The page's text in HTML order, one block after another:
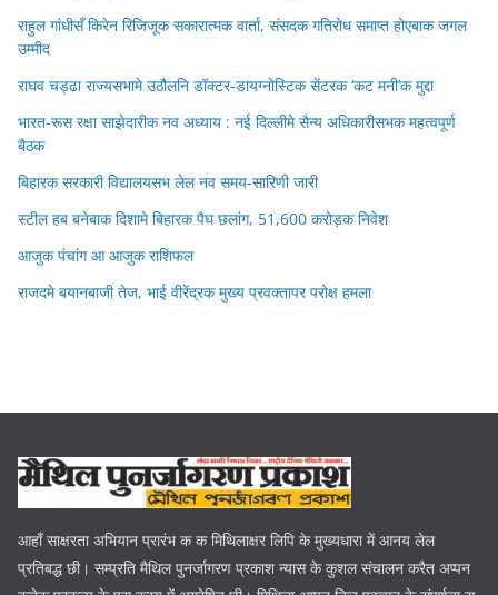
राहुल गांधीसँ किरेन रिजिजूक सकारात्मक वार्ता, संसदक गतिरोध समाप्त होएबाक जगल
उम्मीद
राघव चड्ढा राज्यसभामे उठौलनि डॉक्टर-डायग्नोस्टिक सेंटरक ‘कट मनी’क मुद्दा
भारत-रूस रक्षा साझेदारीक नव अध्याय : नई दिल्लीमे सैन्य अधिकारीसभक महत्वपूर्ण
बैठक
बिहारक सरकारी विद्यालयसभ लेल नव समय-सारिणी जारी
स्टील हब बनेबाक दिशामे बिहारक पैघ छलांग, 51,600 करोड़क निवेश
आजुक पंचांग आ आजुक राशिफल
राजदमे बयानबाजी तेज, भाई वीरेंद्रक मुख्य प्रवक्तापर परोक्ष हमला
आहाँ साक्षरता अभियान प्रारंभ क क मिथिलाक्षर लिपि के मुख्यधारा में आनय लेल
प्रतिबद्ध छी। सम्प्रति मैथिल पुनर्जागरण प्रकाश न्यास के कुशल संचालन करैत अप्पन